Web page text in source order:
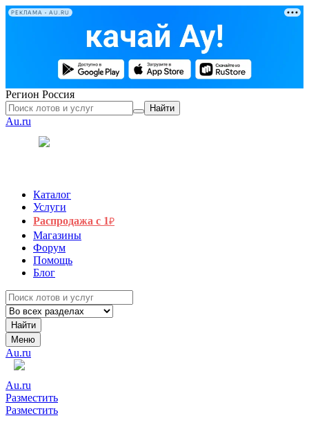
РЕКЛАМА • AU.RU
Регион Россия
Найти
Au.ru
Каталог
Услуги
Распродажа с 1₽
Магазины
Форум
Помощь
Блог
Найти
Меню
Au.ru
Au.ru
Разместить
Разместить